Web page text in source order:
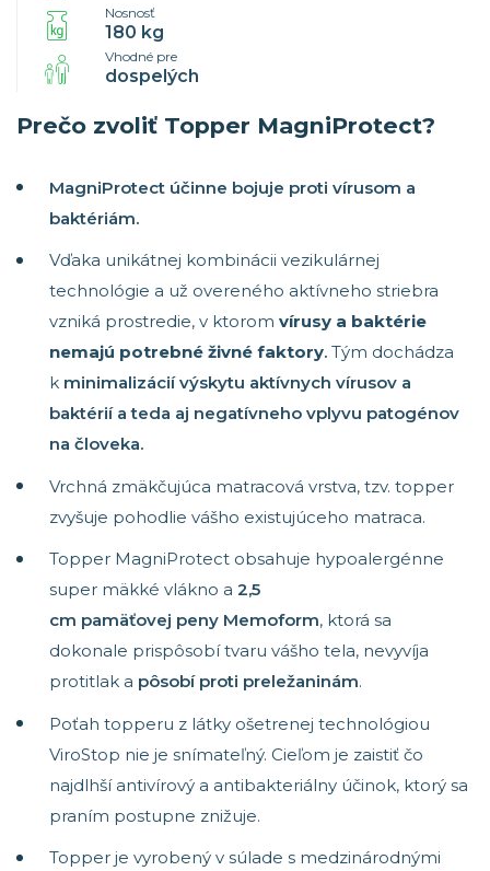
Prečo zvoliť Topper MagniProtect?
MagniProtect účinne bojuje proti vírusom a
baktériám.
Vďaka unikátnej kombinácii vezikulárnej
technológie a už overeného aktívneho striebra
vzniká prostredie, v ktorom vírusy a baktérie
nemajú potrebné živné faktory. Tým dochádza
k minimalizácií výskytu aktívnych vírusov a
baktérií a teda aj negatívneho vplyvu patogénov
na človeka.
Vrchná zmäkčujúca matracová vrstva, tzv. topper
zvyšuje pohodlie vášho existujúceho matraca.
Topper MagniProtect obsahuje hypoalergénne
super mäkké vlákno a 2,5
cm pamäťovej peny Memoform, ktorá sa
dokonale prispôsobí tvaru vášho tela, nevyvíja
protitlak a pôsobí proti preležaninám.
Poťah topperu z látky ošetrenej technológiou
ViroStop nie je snímateľný. Cieľom je zaistiť čo
najdlhší antivírový a antibakteriálny účinok, ktorý sa
praním postupne znižuje.
Topper je vyrobený v súlade s medzinárodnými
Nosnosť
180 kg
Vhodné pre
dospelých